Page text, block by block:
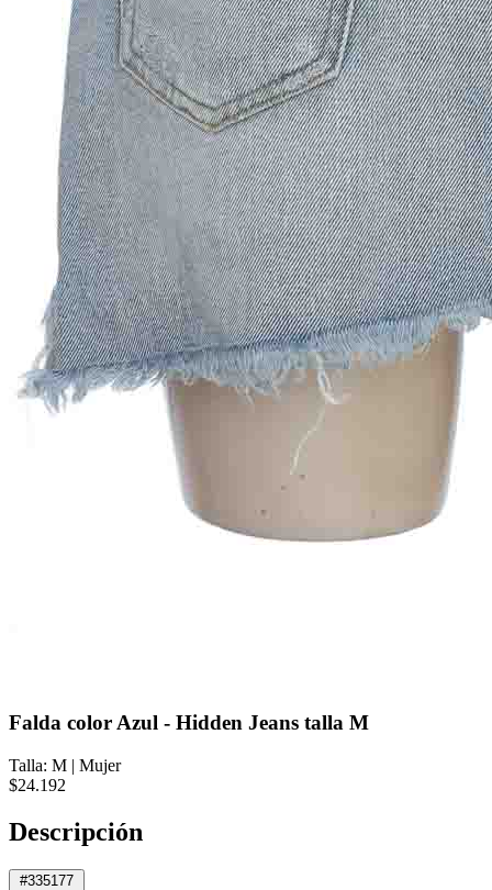
Falda color Azul - Hidden Jeans talla M
Talla: M | Mujer
$24.192
Descripción
#335177